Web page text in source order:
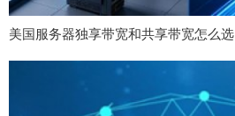
美国服务器独享带宽和共享带宽怎么选